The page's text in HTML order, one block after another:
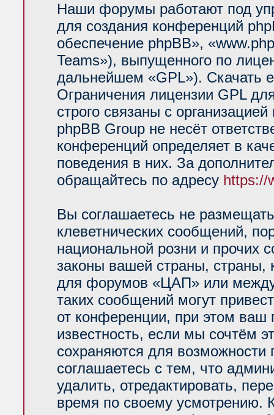
Наши форумы работают под
для создания конференций
обеспечение phpBB»,
Teams»), выпущенного по
дальнейшем «GPL»). Скачать
Ограничения лицензии GPL
строго связаны с
phpBB Group не несёт
конференций определяет в
поведения в них. За
обращайтесь по адресу https://
Вы соглашаетесь не
клеветнических сообщений,
национальной розни и прочих
законы вашей страны, страны,
для форумов «ЦАП» или
таких сообщений могут
от конференции, при этом ваш
известность, если мы сочтём
сохраняются для возможности
соглашаетесь с тем, что
удалить, отредактировать,
время по своему усмотрению.